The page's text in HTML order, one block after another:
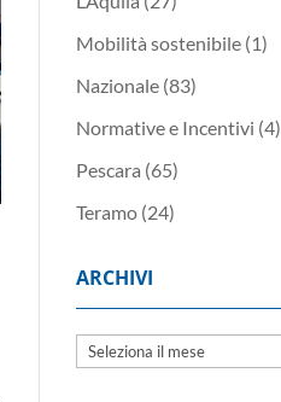
Mobilità sostenibile(1)
Nazionale(83)
Normative e Incentivi (4)
Pescara (65)
Teramo(24)
ARCHIVI
Archivi